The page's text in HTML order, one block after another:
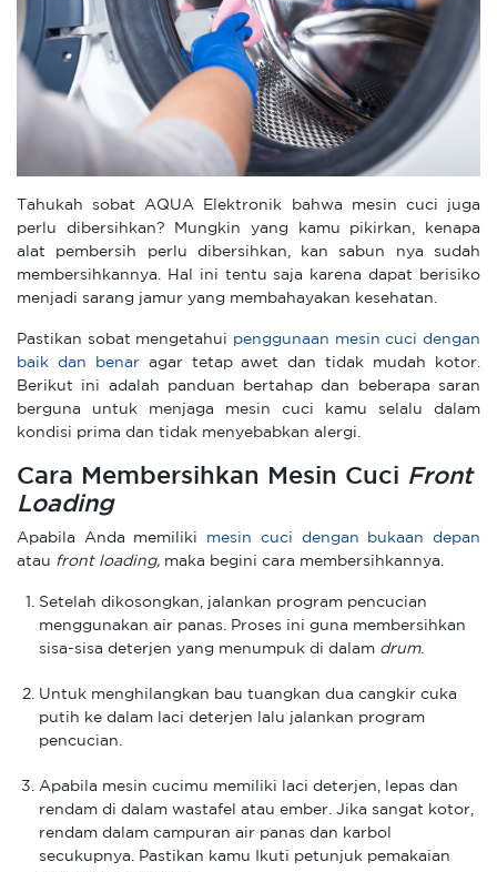
Tahukah sobat AQUA Elektronik bahwa mesin cuci juga
perlu dibersihkan? Mungkin yang kamu pikirkan, kenapa
alat pembersih perlu dibersihkan, kan sabun nya sudah
membersihkannya. Hal ini tentu saja karena dapat berisiko
menjadi sarang jamur yang membahayakan kesehatan.
Pastikan sobat mengetahui penggunaan mesin cuci dengan
baik dan benaragar tetap awet dan tidak mudah kotor.
Berikut ini adalah panduan bertahap dan beberapa saran
berguna untuk menjaga mesin cuci kamu selalu dalam
kondisi prima dan tidak menyebabkan alergi.
Cara Membersihkan Mesin Cuci Front
Loading
Apabila Anda memiliki mesin cuci dengan bukaan depan
atau front loading, maka begini cara membersihkannya.
Setelah dikosongkan, jalankan program pencucian
menggunakan air panas. Proses ini guna membersihkan
sisa-sisa deterjen yang menumpuk di dalam drum.
Untuk menghilangkan bau tuangkan dua cangkir cuka
putih ke dalam laci deterjen lalu jalankan program
pencucian.
Apabila mesin cucimu memiliki laci deterjen, lepas dan
rendam di dalam wastafel atau ember. Jika sangat kotor,
rendam dalam campuran air panas dan karbol
secukupnya. Pastikan kamu Ikuti petunjuk pemakaian